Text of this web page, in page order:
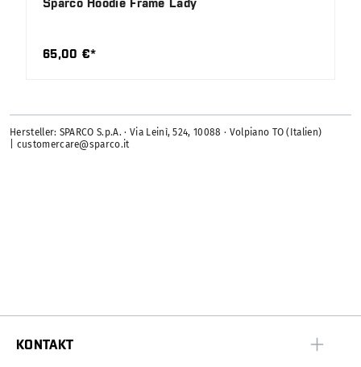
Sparco Hoodie Frame Lady
65,00 €*
Hersteller: SPARCO S.p.A. · Via Leinì, 524, 10088 · Volpiano TO (Italien)
| customercare@sparco.it
KONTAKT